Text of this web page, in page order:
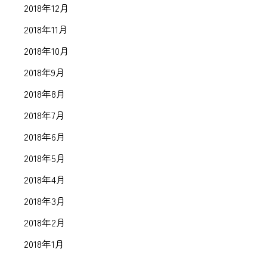
2018年12月
2018年11月
2018年10月
2018年9月
2018年8月
2018年7月
2018年6月
2018年5月
2018年4月
2018年3月
2018年2月
2018年1月